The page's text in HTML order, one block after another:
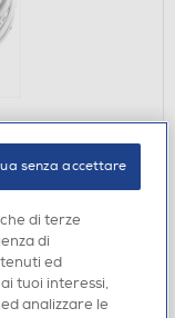
di terze
di
ed
tuoi interessi,
analizzare le
senza accettare